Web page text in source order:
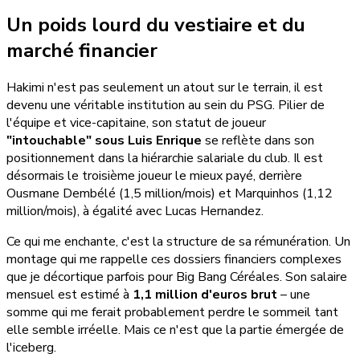
Un poids lourd du vestiaire et du
marché financier
Hakimi n'est pas seulement un atout sur le terrain, il est
devenu une véritable institution au sein du PSG. Pilier de
l'équipe et vice-capitaine, son statut de joueur
"intouchable" sous Luis Enrique se reflète dans son
positionnement dans la hiérarchie salariale du club. Il est
désormais le troisième joueur le mieux payé, derrière
Ousmane Dembélé (1,5 million/mois) et Marquinhos (1,12
million/mois), à égalité avec Lucas Hernandez.
Ce qui me enchante, c'est la structure de sa rémunération. Un
montage qui me rappelle ces dossiers financiers complexes
que je décortique parfois pour Big Bang Céréales. Son salaire
mensuel est estimé à 1,1 million d'euros brut– une
somme qui me ferait probablement perdre le sommeil tant
elle semble irréelle. Mais ce n'est que la partie émergée de
l'iceberg.